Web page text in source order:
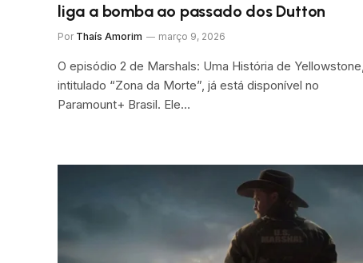
liga a bomba ao passado dos Dutton
Por Thaís Amorim março 9, 2026
O episódio 2 de Marshals: Uma História de Yellowstone,
intitulado “Zona da Morte”, já está disponível no
Paramount+ Brasil. Ele…